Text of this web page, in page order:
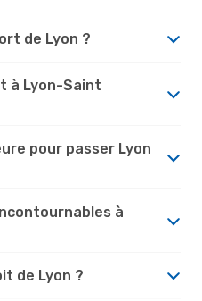
de Lyon ?
à Lyon-Saint
pour passer Lyon
à
de Lyon ?